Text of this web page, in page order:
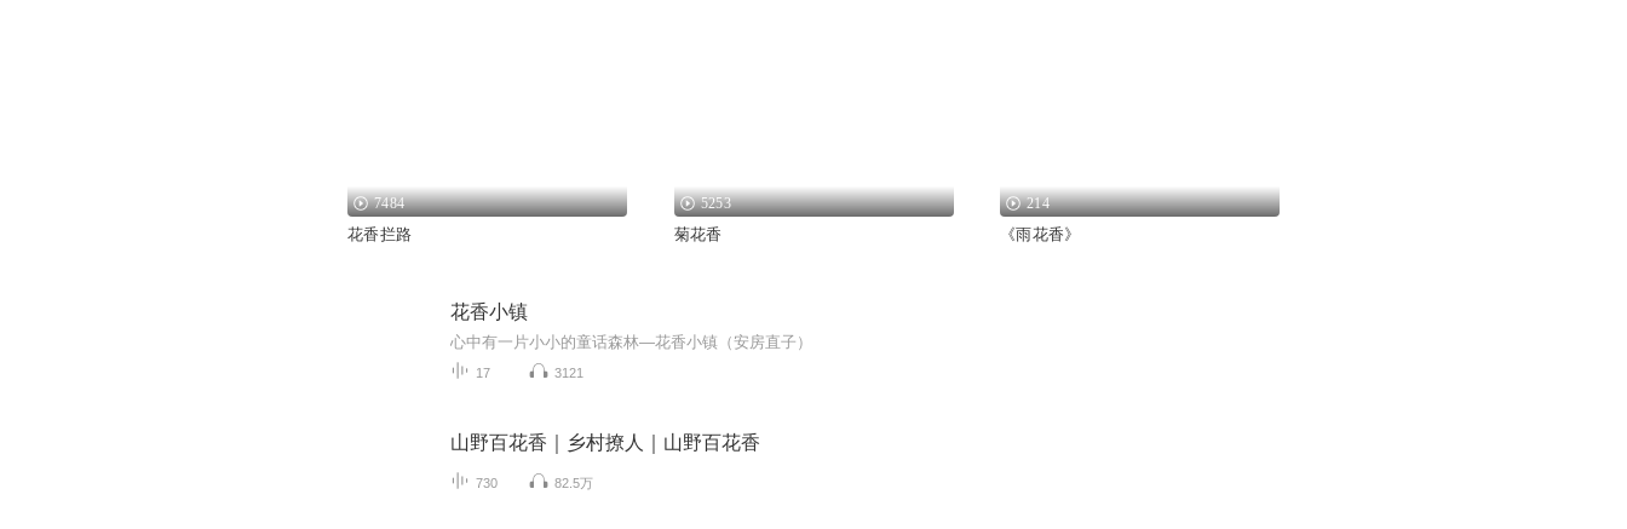
7484
花香拦路
5253
菊花香
214
《雨花香》
花香小镇
心中有一片小小的童话森林—花香小镇（安房直子）
17 3121
山野百花香｜乡村撩人｜山野百花香
730 82.5万